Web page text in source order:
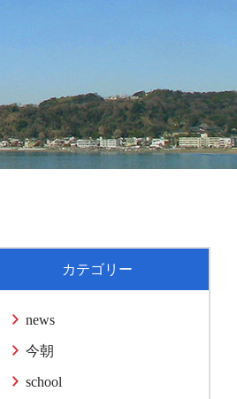
カテゴリー
news
今朝
school